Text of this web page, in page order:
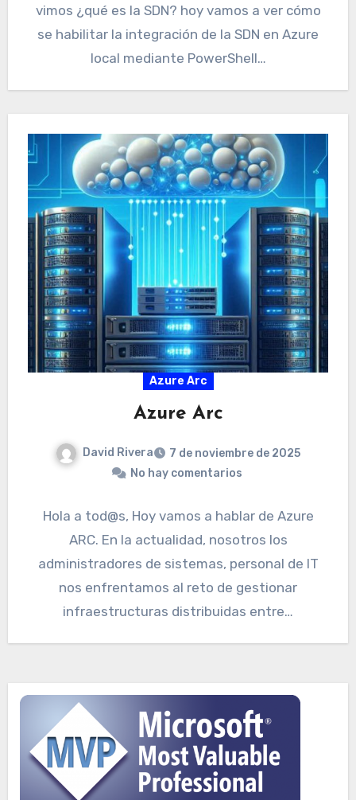
vimos ¿qué es la SDN? hoy vamos a ver cómo
se habilitar la integración de la SDN en Azure
local mediante PowerShell…
Azure Arc
Azure Arc
David Rivera
7 de noviembre de 2025
No hay comentarios
Hola a tod@s, Hoy vamos a hablar de Azure
ARC. En la actualidad, nosotros los
administradores de sistemas, personal de IT
nos enfrentamos al reto de gestionar
infraestructuras distribuidas entre…